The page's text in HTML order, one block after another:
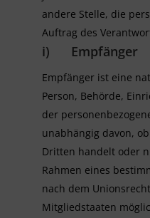
andere Stelle, die
Auftrag des
i) Empfänger
Empfänger ist eine
Person, Behörde,
der
unabhängig davon,
Dritten handelt oder
Rahmen eines
nach dem
Mitgliedstaaten